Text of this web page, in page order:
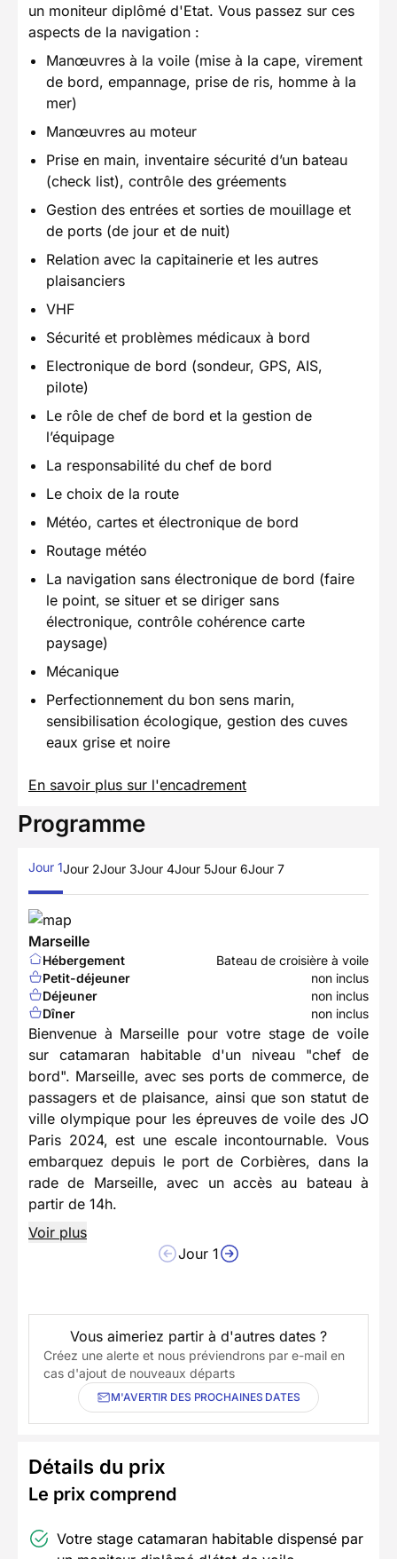
un moniteur diplômé d'Etat. Vous passez sur ces
aspects de la navigation :
Manœuvres à la voile (mise à la cape, virement
de bord, empannage, prise de ris, homme à la
mer)
Manœuvres au moteur
Prise en main, inventaire sécurité d’un bateau
(check list), contrôle des gréements
Gestion des entrées et sorties de mouillage et
de ports (de jour et de nuit)
Relation avec la capitainerie et les autres
plaisanciers
VHF
Sécurité et problèmes médicaux à bord
Electronique de bord (sondeur, GPS, AIS,
pilote)
Le rôle de chef de bord et la gestion de
l’équipage
La responsabilité du chef de bord
Le choix de la route
Météo, cartes et électronique de bord
Routage météo
La navigation sans électronique de bord (faire
le point, se situer et se diriger sans
électronique, contrôle cohérence carte
paysage)
Mécanique
Perfectionnement du bon sens marin,
sensibilisation écologique, gestion des cuves
eaux grise et noire
En savoir plus sur l'encadrement
Programme
Jour 1Jour 2Jour 3Jour 4Jour 5Jour 6Jour 7
Marseille
Hébergement
Bateau de croisière à voile
Petit-déjeuner
non inclus
Déjeuner
non inclus
Dîner
non inclus
Bienvenue à Marseille pour votre stage de voile
sur catamaran habitable d'un niveau "chef de
bord". Marseille, avec ses ports de commerce, de
passagers et de plaisance, ainsi que son statut de
ville olympique pour les épreuves de voile des JO
Paris 2024, est une escale incontournable. Vous
embarquez depuis le port de Corbières, dans la
rade de Marseille, avec un accès au bateau à
partir de 14h.
Voir plus
Jour 1
Vous aimeriez partir à d'autres dates ?
Créez une alerte et nous préviendrons par e-mail en
cas d'ajout de nouveaux départs
M'AVERTIR DES PROCHAINES DATES
Détails du prix
Le prix comprend
Votre stage catamaran habitable dispensé par